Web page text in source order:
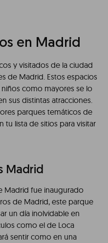
en Madrid
y visitados de la ciudad
de Madrid. Estos espacios
como mayores se lo
sus distintas atracciones.
parques temáticos de
tu lista de sitios para visitar
Madrid
Madrid fue inaugurado
de Madrid, este parque
un día inolvidable en
como el de Loca
sentir como en una